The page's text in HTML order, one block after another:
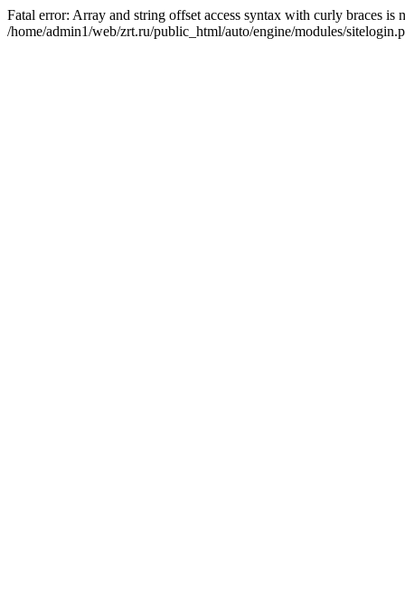
Fatal error: Array and string offset access syntax with curly braces is
/home/admin1/web/zrt.ru/public_html/auto/engine/modules/